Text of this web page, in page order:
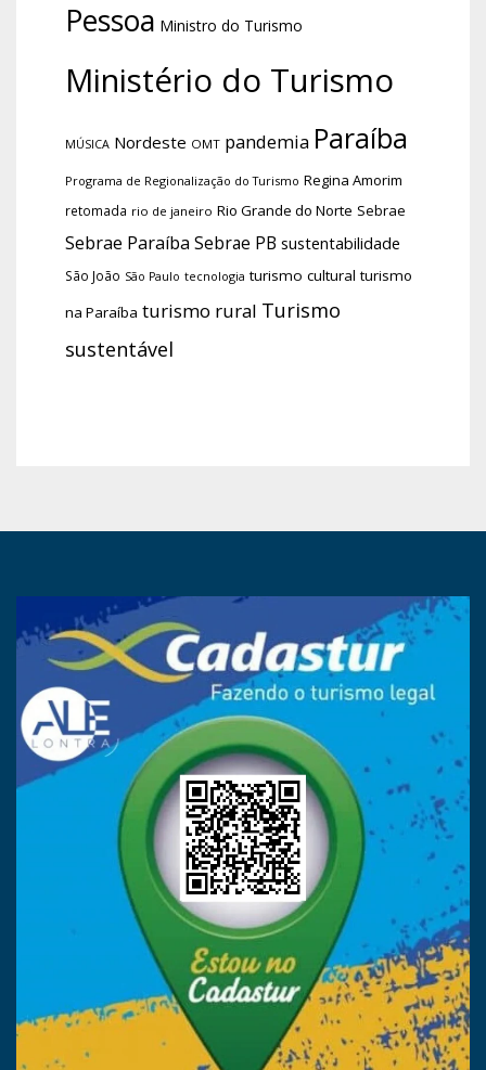
Pessoa Ministro do Turismo
Ministério do Turismo
MÚSICA Nordeste OMT pandemia Paraíba
Programa de Regionalização do Turismo Regina Amorim
retomada rio de janeiro Rio Grande do Norte Sebrae
Sebrae Paraíba Sebrae PB sustentabilidade
São João São Paulo tecnologia turismo cultural turismo
na Paraíba turismo rural Turismo
sustentável